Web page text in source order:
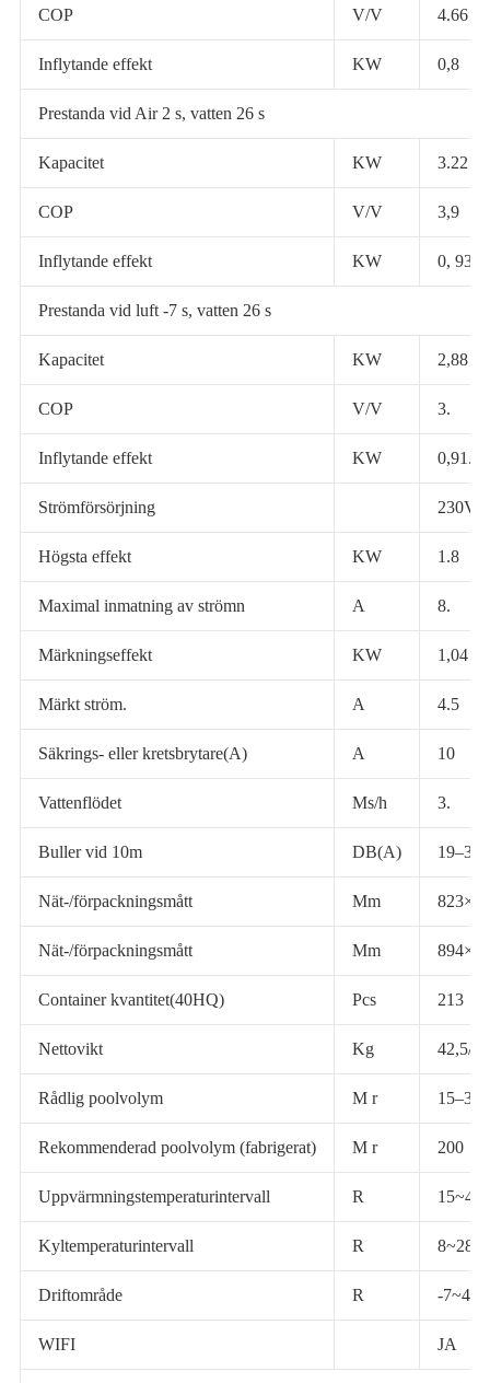
COP V/V 4.66
Inflytande effekt KW 0,8
Prestanda vid Air 2 s, vatten 26 s
Kapacitet KW 3.22
COP V/V 3,9
Inflytande effekt KW 0, 93
Prestanda vid luft -7 s, vatten 26 s
Kapacitet KW 2,88
COP V/V 3.
Inflytande effekt KW 0,91.
Strömförsörjning 230V/
Högsta effekt KW 1.8
Maximal inmatning av strömn A 8.
Märkningseffekt KW 1,04
Märkt ström. A 4.5
Säkrings- eller kretsbrytare(A) A 10
Vattenflödet Ms/h 3.
Buller vid 10m DB(A) 19–31
Nät-/förpackningsmått Mm
Nät-/förpackningsmått Mm
Container kvantitet(40HQ) Pcs 213
Nettovikt Kg 42,5/52
Rådlig poolvolym M r 15–30
Rekommenderad poolvolym (fabrigerat) M r 200
Uppvärmningstemperaturintervall R 15~40
Kyltemperaturintervall R 8~28 sr
Driftområde R -7~43 r
WIFI JA